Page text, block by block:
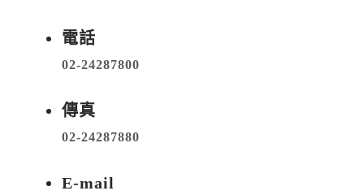
電話
02-24287800
傳真
02-24287880
E-mail